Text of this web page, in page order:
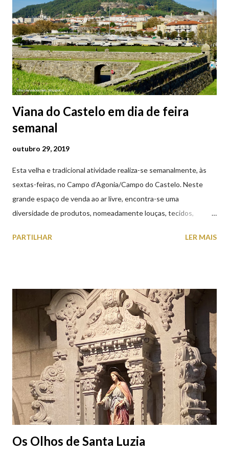
Viana do Castelo em dia de feira
semanal
outubro 29, 2019
Esta velha e tradicional atividade realiza-se semanalmente, às
sextas-feiras, no Campo d’Agonia/Campo do Castelo. Neste
grande espaço de venda ao ar livre, encontra-se uma
diversidade de produtos, nomeadamente louças, tecidos,
cobres entre muitos outros. Horário de funcionamento | Verão
(2019.10.25) Feira Semanal em Viana do Castelo (2019.10.25)
Feira Semanal em Viana do Castelo (2019.10.25) Feira Semanal
em Viana do Castelo (2019.10.25) Feira Semanal em Viana do
Castelo (2019.10.25) Feira Semanal em Viana do Castelo
(2019.10.25)
PARTILHAR LER MAIS
Os Olhos de Santa Luzia